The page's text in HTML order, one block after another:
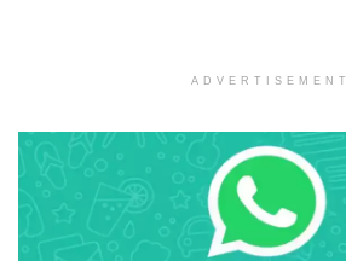
ADVERTISEMENT